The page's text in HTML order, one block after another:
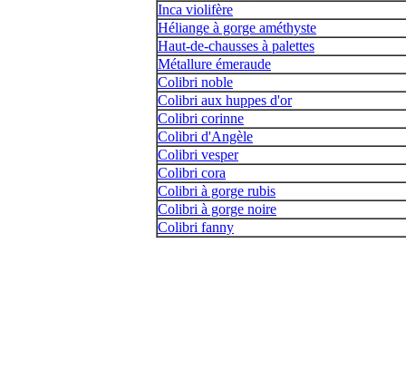
Inca violifère
Héliange à gorge améthyste
Haut-de-chausses à palettes
Métallure émeraude
Colibri noble
Colibri aux huppes d'or
Colibri corinne
Colibri d'Angèle
Colibri vesper
Colibri cora
Colibri à gorge rubis
Colibri à gorge noire
Colibri fanny